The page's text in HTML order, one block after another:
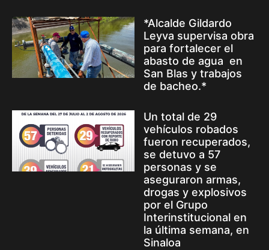
*Alcalde Gildardo
Leyva supervisa obra
para fortalecer el
abasto de agua en
San Blas y trabajos
de bacheo.*
Un total de 29
vehículos robados
fueron recuperados,
se detuvo a 57
personas y se
aseguraron armas,
drogas y explosivos
por el Grupo
Interinstitucional en
la última semana, en
Sinaloa